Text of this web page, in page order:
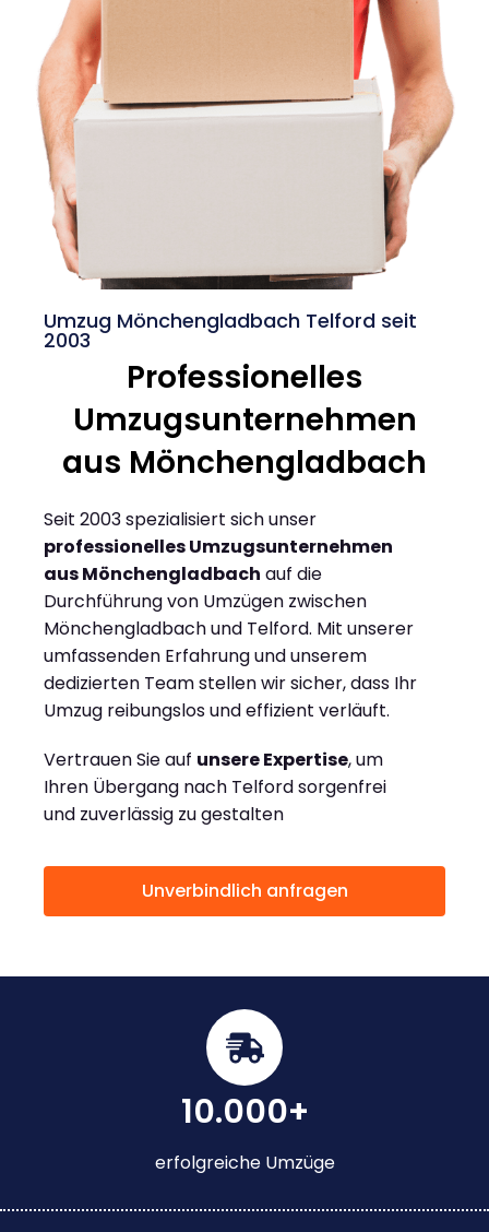
Umzug Mönchengladbach Telford seit
2003
Professionelles
Umzugsunternehmen
aus Mönchengladbach
Seit 2003 spezialisiert sich unser
professionelles Umzugsunternehmen
aus Mönchengladbach auf die
Durchführung von Umzügen zwischen
Mönchengladbach und Telford. Mit unserer
umfassenden Erfahrung und unserem
dedizierten Team stellen wir sicher, dass Ihr
Umzug reibungslos und effizient verläuft.
Vertrauen Sie auf unsere Expertise, um
Ihren Übergang nach Telford sorgenfrei
und zuverlässig zu gestalten
Unverbindlich anfragen
10.000+
erfolgreiche Umzüge